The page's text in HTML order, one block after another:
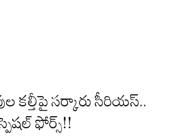
కల్తీపై సర్కారు సీరియస్..
ఫోర్స్!!